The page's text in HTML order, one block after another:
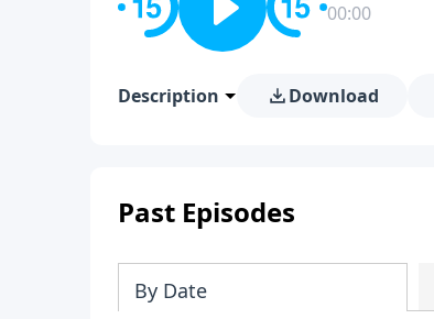
00:00
Description Download
Past Episodes
By Date